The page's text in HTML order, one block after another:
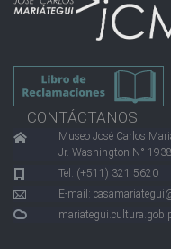
CONTÁCTANOS
Museo José Carlos
Jr. Washington N°
Tel. (+511) 321 5620
E-mail: